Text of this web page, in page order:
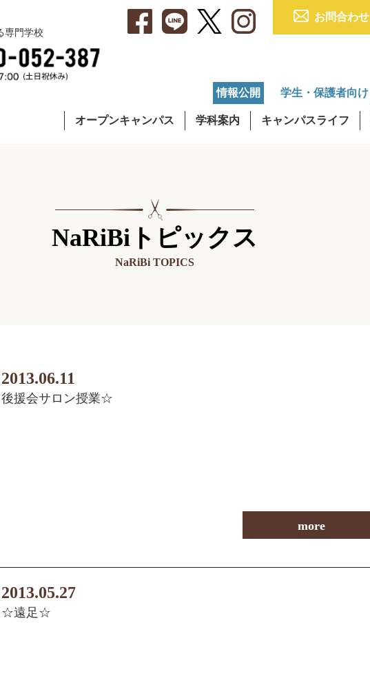
専門学校
お問合わせ
情報公開 学生・保護者向け
オープンキャンパス 学科案内
通信課程
キャンパスライフ
キャンパスライフ
学費についてOG・OBインタビュー
NaRiBiトピックス
NaRiBi TOPICS
2013.06.11
後援会サロン授業☆
more
2013.05.27
☆遠足☆